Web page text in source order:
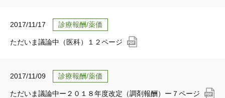
2017/11/17 診療報酬/薬価
ただいま議論中（医科）１２ページ
2017/11/09 診療報酬/薬価
ただいま議論中ー２０１８年度改定（調剤報酬）ー７ページ